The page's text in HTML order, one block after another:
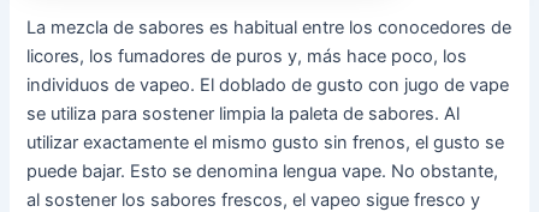
La mezcla de sabores es habitual entre los conocedores de
licores, los fumadores de puros y, más hace poco, los
individuos de vapeo. El doblado de gusto con jugo de vape
se utiliza para sostener limpia la paleta de sabores. Al
utilizar exactamente el mismo gusto sin frenos, el gusto se
puede bajar. Esto se denomina lengua vape. No obstante,
al sostener los sabores frescos, el vapeo sigue fresco y